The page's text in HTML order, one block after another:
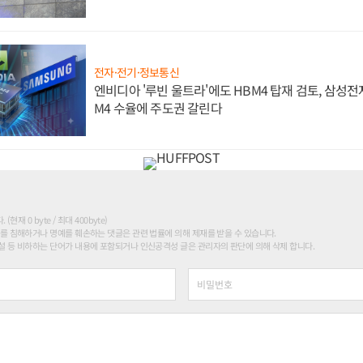
전자·전기·정보통신
엔비디아 '루빈 울트라'에도 HBM4 탑재 검토, 삼성전
M4 수율에 주도권 갈린다
. (현재 0 byte / 최대 400byte)
침해하거나 명예를 훼손하는 댓글은 관련 법률에 의해 제재를 받을 수 있습니다.
등 비하하는 단어가 내용에 포함되거나 인신공격성 글은 관리자의 판단에 의해 삭제 합니다.